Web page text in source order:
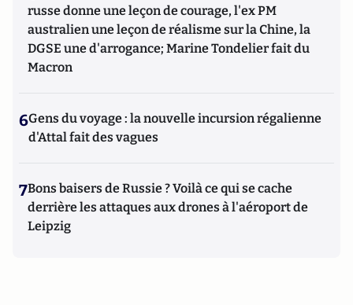
russe donne une leçon de courage, l'ex PM
australien une leçon de réalisme sur la Chine, la
DGSE une d'arrogance; Marine Tondelier fait du
Macron
6Gens du voyage : la nouvelle incursion régalienne
d'Attal fait des vagues
7Bons baisers de Russie ? Voilà ce qui se cache
derrière les attaques aux drones à l'aéroport de
Leipzig